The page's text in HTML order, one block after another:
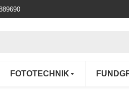
FOTOTECHNIK